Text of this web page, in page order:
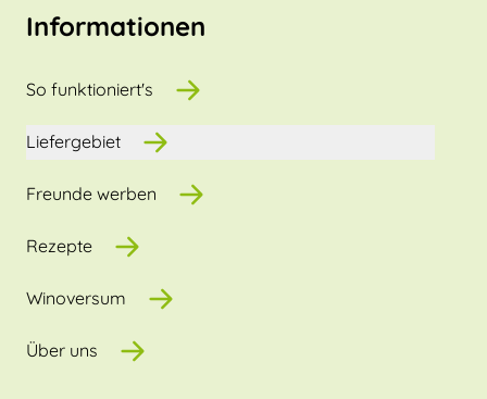
Informationen
So funktioniert's
Liefergebiet
Freunde werben
Rezepte
Winoversum
Über uns